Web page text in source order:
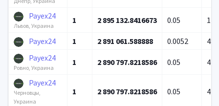
Payex24
Львов, Украина
1 2 895 132.8416673 0.05 1
Payex24 1 2 891 061.588888 0.0052
48
Payex24
Ровно, Украина
1 2 890 797.8218586 0.05 4
Payex24
Черновцы,
Украина
1 2 890 797.8218586 0.05 4